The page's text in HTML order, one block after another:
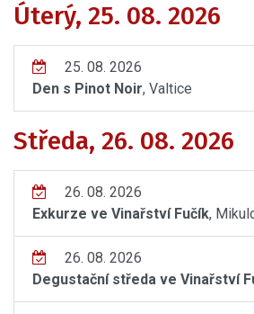
Úterý, 25. 08. 2026
25. 08. 2026
Den s Pinot Noir, Valtice
Středa, 26. 08. 2026
26. 08. 2026
Exkurze ve Vinařství Fučík,
26. 08. 2026
Degustační středa ve Vinařství